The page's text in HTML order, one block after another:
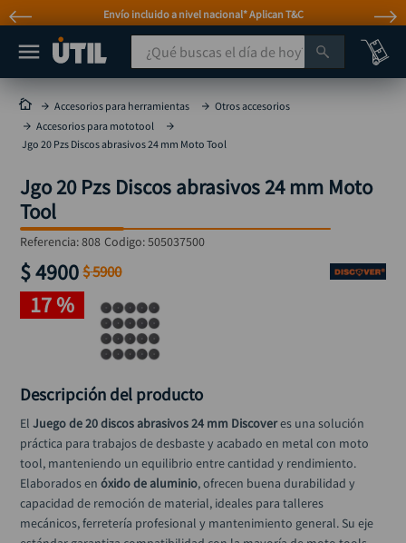
Envío incluido a nivel nacional* Aplican T&C
¿Qué buscas el día de hoy?
Accesorios para herramientas
Otros accesorios
Accesorios para mototool
Jgo 20 Pzs Discos abrasivos 24 mm Moto Tool
Jgo 20 Pzs Discos abrasivos 24 mm Moto
Tool
Referencia:808 Codigo:505037500
$4900 $5900
17 %
Descripción del producto
El Juego de 20 discos abrasivos 24 mm Discover es una solución
práctica para trabajos de desbaste y acabado en metal con moto
tool, manteniendo un equilibrio entre cantidad y rendimiento.
Elaborados en óxido de aluminio, ofrecen buena durabilidad y
capacidad de remoción de material, ideales para talleres
mecánicos, ferretería profesional y mantenimiento general. Su eje
MÁS BUSCADOS
taladro
compresor
llave
sierra circular
ruteadora
broca
hidrolavadora
rueda
alicate